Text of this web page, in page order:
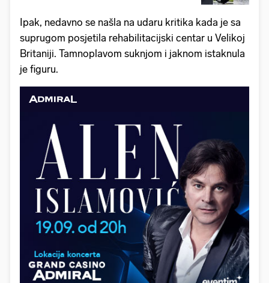
Ipak, nedavno se našla na udaru kritika kada je sa
suprugom posjetila rehabilitacijski centar u Velikoj
Britaniji. Tamnoplavom suknjom i jaknom istaknula
je figuru.